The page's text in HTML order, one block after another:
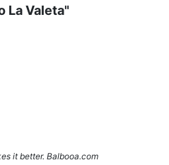
La Valeta"
it better. Balbooa.com